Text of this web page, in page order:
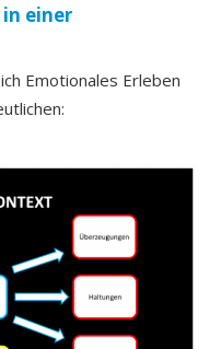
einer
Emotionales Erleben